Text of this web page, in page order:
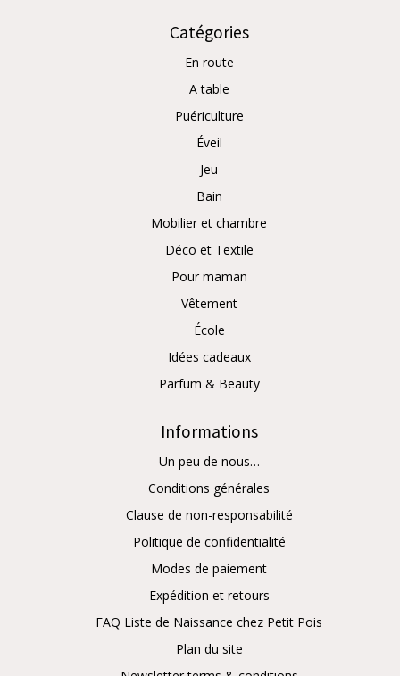
Catégories
En route
A table
Puériculture
Éveil
Jeu
Bain
Mobilier et chambre
Déco et Textile
Pour maman
Vêtement
École
Idées cadeaux
Parfum & Beauty
Informations
Un peu de nous…
Conditions générales
Clause de non-responsabilité
Politique de confidentialité
Modes de paiement
Expédition et retours
FAQ Liste de Naissance chez Petit Pois
Plan du site